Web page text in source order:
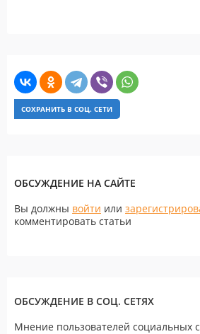
СОХРАНИТЬ В СОЦ. СЕТИ
ОБСУЖДЕНИЕ НА САЙТЕ
Вы должны войти или
комментировать статьи
ОБСУЖДЕНИЕ В СОЦ. СЕТЯХ
Мнение пользователей социальных